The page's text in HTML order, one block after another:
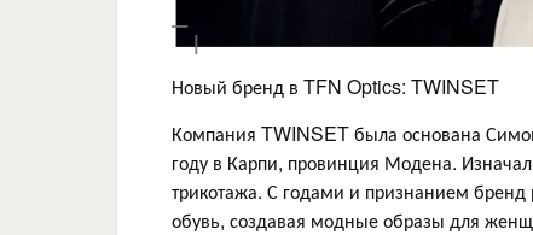
Новый бренд в TFN Optics: TWINSET
Компания TWINSET была основана
году в Карпи, провинция Модена.
трикотажа. С годами и признанием
обувь, создавая модные образы для